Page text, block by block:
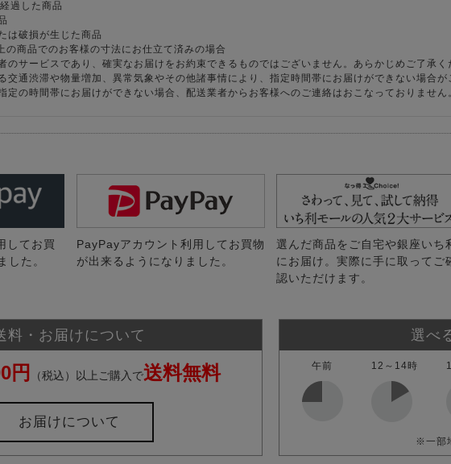
過した商品
は破損が生じた商品
の商品でのお客様の寸法にお仕立て済みの場合
のサービスであり、確実なお届けをお約束できるものではございません。あらかじめご了承く
交通渋滞や物量増加、異常気象やその他諸事情により、指定時間帯にお届けができない場合
定の時間帯にお届けができない場合、配送業者からお客様へのご連絡はおこなっておりません
してお買
した。
PayPayアカウント利用してお買物
が出来るようになりました。
選んだ商品をご自宅や銀座いち
にお届け。実際に手に取ってご
認いただけます。
料・お届けについて
円 （税込）以上ご購入で送料無料
お届けについて
選べ
午前 12～14時
※一部